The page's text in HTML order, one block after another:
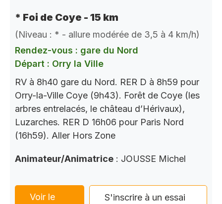
* Foi de Coye - 15 km
(Niveau : * - allure modérée de 3,5 à 4 km/h)
Rendez-vous : gare du Nord
Départ : Orry la Ville
RV à 8h40 gare du Nord. RER D à 8h59 pour
Orry-la-Ville Coye (9h43). Forêt de Coye (les
arbres entrelacés, le château d’Hérivaux),
Luzarches. RER D 16h06 pour Paris Nord
(16h59). Aller Hors Zone
Animateur/Animatrice : JOUSSE Michel
Voir le
S'inscrire à un essai